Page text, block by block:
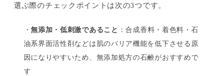
選ぶ際のチェックポイントは次の3つです。
・無添加・低刺激であること ：合成香料・着色料・石
油系界面活性剤などは肌のバリア機能を低下させる原
因になりやすいため、無添加処方の石鹸がおすすめで
す